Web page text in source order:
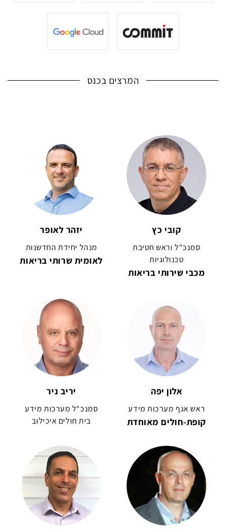
המרצים בכנס
קובי כץ
סמנכ"ל וראש חטיבת
טכנולוגיות
מכבי שירותי בריאות
יזהר לאופר
מנהל יחידת החדשנות
לאומית שרותי בריאות
אלון יפה
ראש אגף מערכות מידע
קופת-חולים מאוחדת
יריב ניר
סמנכ"ל מערכות מידע
בית חולים איכילוב